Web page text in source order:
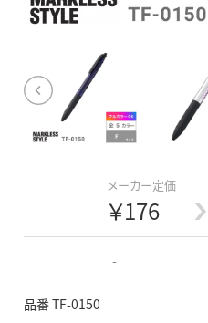
メーカー定価
￥176
-
品番 TF-0150